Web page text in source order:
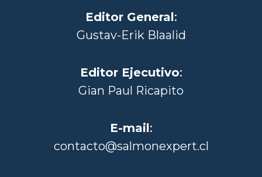
Editor General:
Gustav-Erik Blaalid
Editor Ejecutivo:
Gian Paul Ricapito
E-mail:
contacto@salmonexpert.cl